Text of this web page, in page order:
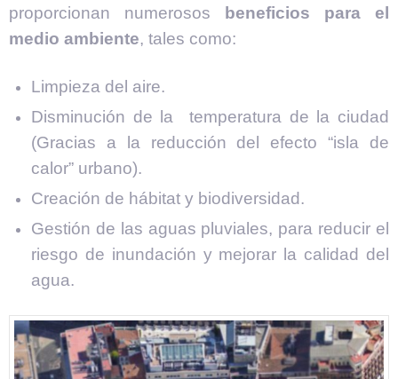
proporcionan numerosos beneficios para el
medio ambiente, tales como:
Limpieza del aire.
Disminución de la temperatura de la ciudad
(Gracias a la reducción del efecto “isla de
calor” urbano).
Creación de hábitat y biodiversidad.
Gestión de las aguas pluviales, para reducir el
riesgo de inundación y mejorar la calidad del
agua.